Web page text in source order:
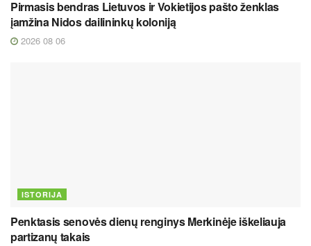
Pirmasis bendras Lietuvos ir Vokietijos pašto ženklas
įamžina Nidos dailininkų koloniją
2026 08 06
ISTORIJA
Penktasis senovės dienų renginys Merkinėje iškeliauja
partizanų takais